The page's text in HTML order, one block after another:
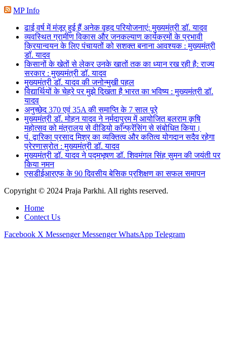
MP Info
ढाई वर्ष में मंजूर हुई हैं अनेक वृहद परियोजनाएं: मुख्यमंत्री डॉ. यादव
व्यवस्थित ग्रामीण विकास और जनकल्याण कार्यक्रमों के प्रभावी
क्रियान्वयन के लिए पंचायतों को सशक्त बनाना आवश्यक : मुख्यमंत्री
डॉ. यादव
किसानों के खेतों से लेकर उनके खातों तक का ध्यान रख रही है: राज्य
सरकार : मुख्यमंत्री डॉ. यादव
मुख्यमंत्री डॉ. यादव की जनोन्मुखी पहल
विद्यार्थियों के चेहरे पर मुझे दिखता है भारत का भविष्य : मुख्यमंत्री डॉ.
यादव
अनुच्छेद 370 एवं 35A की समाप्ति के 7 साल पूरे
मुख्यमंत्री डॉ. मोहन यादव ने नर्मदापुरम में आयोजित बलराम कृषि
महोत्सव को मंत्रालय से वीडियो कॉन्फ्रेंसिंग से संबोधित किया।
पं. द्वारिका प्रसाद मिश्र का व्यक्तित्व और कतित्व योगदान सदैव रहेगा
प्रेरणास्रोत : मुख्यमंत्री डॉ. यादव
मुख्यमंत्री डॉ. यादव ने पद्मभूषण डॉ. शिवमंगल सिंह सुमन की जयंती पर
किया नमन
एसडीईआरएफ के 90 दिवसीय बेसिक प्रशिक्षण का सफल समापन
Copyright © 2024 Praja Parkhi. All rights reserved.
Home
Contect Us
Facebook X Messenger Messenger WhatsApp Telegram